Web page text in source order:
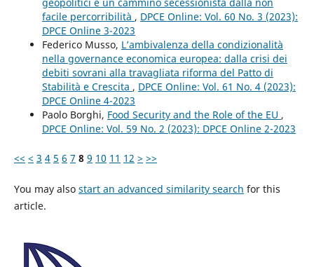
facile percorribilità , DPCE Online: Vol. 60 No. 3 (2023):
DPCE Online 3-2023
Federico Musso, L’ambivalenza della condizionalità
nella governance economica europea: dalla crisi dei
debiti sovrani alla travagliata riforma del Patto di
Stabilità e Crescita , DPCE Online: Vol. 61 No. 4 (2023):
DPCE Online 4-2023
Paolo Borghi, Food Security and the Role of the EU ,
DPCE Online: Vol. 59 No. 2 (2023): DPCE Online 2-2023
<< < 3 4 5 6 7 8 9 10 11 12 > >>
You may also start an advanced similarity search for this
article.